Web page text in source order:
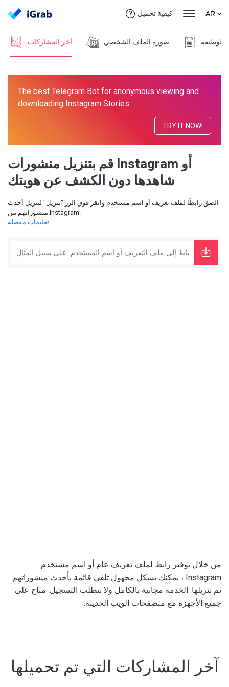
كيفية تحميل AR
آخر المشاركات صورة الملف الشخصي
The best Telegram Bot for anonymous viewing and
downloading Instagram Stories.
TRY IT NOW!
قم بتنزيل منشورات Instagram أو
شاهدها دون الكشف عن هويتك
الصق رابطًا لملف تعريف أو اسم مستخدم وانقر فوق الزر "تنزيل" لتنزيل أحدث
منشوراتهم من Instagram.
تعليمات مفصلة
من خلال توفير رابط لملف تعريف عام أو اسم مستخدم
Instagram ، يمكنك بشكل مجهول تلقي قائمة بأحدث منشوراتهم
ثم تنزيلها. الخدمة مجانية بالكامل ولا تتطلب التسجيل. متاح على
جميع الأجهزة مع متصفحات الويب الحديثة.
آخر المشاركات التي تم تحميلها